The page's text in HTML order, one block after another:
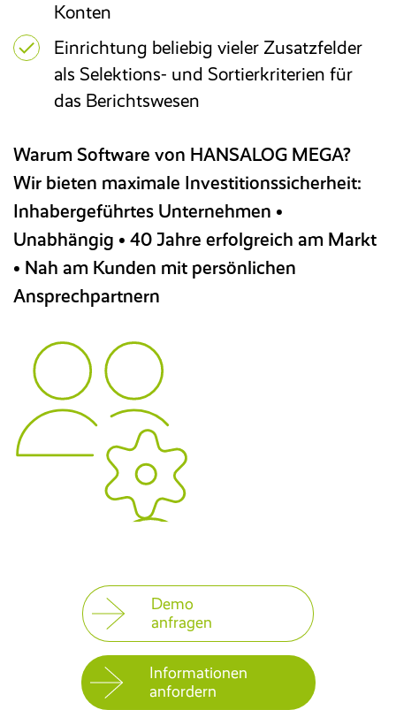
Excel-basiertes Reporting
Archivierung/Workflow
Konten
Einrichtung beliebig vieler Zusatzfelder
als Selektions- und Sortierkriterien für
das Berichtswesen
Warum Software von HANSALOG MEGA?
Wir bieten maximale Investitionssicherheit:
Inhabergeführtes Unternehmen •
Unabhängig • 40 Jahre erfolgreich am Markt
• Nah am Kunden mit persönlichen
Ansprechpartnern
Demo
anfragen
Informationen
anfordern